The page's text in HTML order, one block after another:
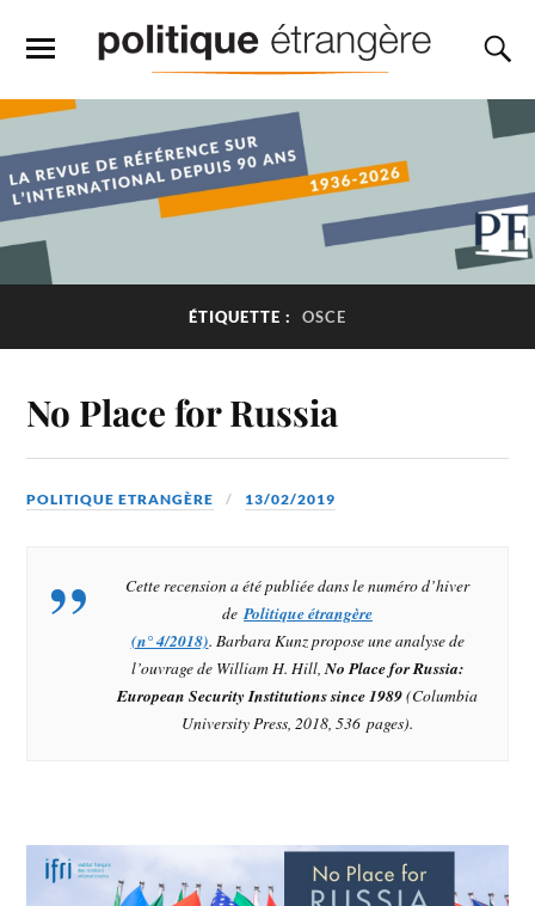
ÉTIQUETTE : OSCE
No Place for Russia
POLITIQUE ETRANGÈRE 13/02/2019
Cette recension a été publiée dans le numéro d’hiver
dePolitique étrangère
(n° 4/2018). Barbara Kunz propose une analyse de
l’ouvrage de William H. Hill,No Place for Russia:
European Security Institutions since 1989(Columbia
University Press, 2018, 536 pages).